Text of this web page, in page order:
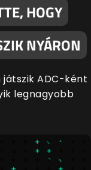
HOGY
NYÁRON
ADC-ként
legnagyobb